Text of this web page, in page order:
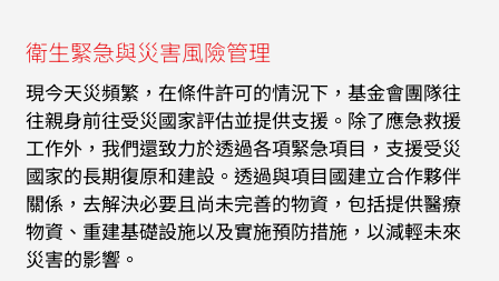
衛生緊急與災害風險管理
現今天災頻繁，在條件許可的情況下，基金會團隊往
往親身前往受災國家評估並提供支援。除了應急救援
工作外，我們還致力於透過各項緊急項目，支援受災
國家的長期復原和建設。透過與項目國建立合作夥伴
關係，去解決必要且尚未完善的物資，包括提供醫療
物資、重建基礎設施以及實施預防措施，以減輕未來
災害的影響。